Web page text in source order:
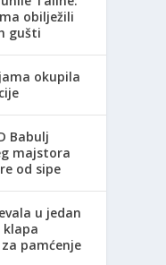
obilježili
gušti
okupila
Babulj
majstora
od sipe
u jedan
klapa
pamćenje